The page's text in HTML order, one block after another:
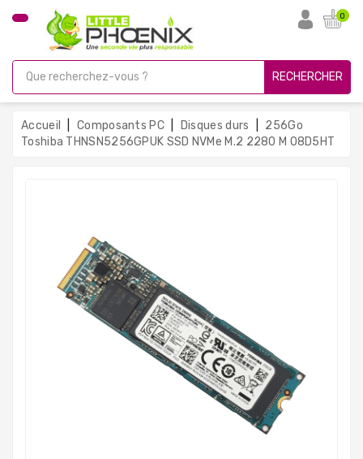
CATÉGORIE
Gamer
Unités
Centrales
Reconditionnées
0
RECHERCHER
Accueil Composants PC Disques durs
256Go
Toshiba THNSN5256GPUK SSD NVMe M.2 2280 M 08D5HT